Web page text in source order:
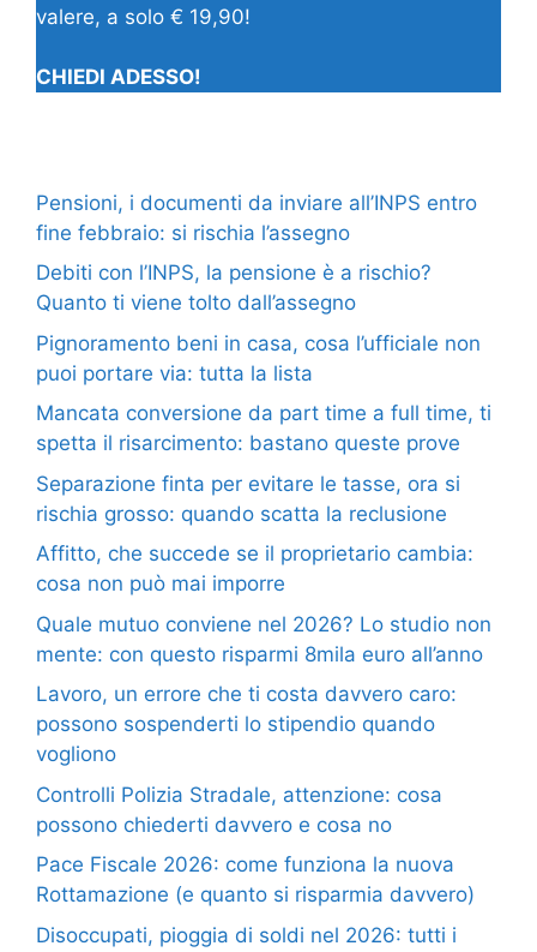
valere, a solo € 19,90!
CHIEDI ADESSO!
Pensioni, i documenti da inviare all’INPS entro
fine febbraio: si rischia l’assegno
Debiti con l’INPS, la pensione è a rischio?
Quanto ti viene tolto dall’assegno
Pignoramento beni in casa, cosa l’ufficiale non
puoi portare via: tutta la lista
Mancata conversione da part time a full time, ti
spetta il risarcimento: bastano queste prove
Separazione finta per evitare le tasse, ora si
rischia grosso: quando scatta la reclusione
Affitto, che succede se il proprietario cambia:
cosa non può mai imporre
Quale mutuo conviene nel 2026? Lo studio non
mente: con questo risparmi 8mila euro all’anno
Lavoro, un errore che ti costa davvero caro:
possono sospenderti lo stipendio quando
vogliono
Controlli Polizia Stradale, attenzione: cosa
possono chiederti davvero e cosa no
Pace Fiscale 2026: come funziona la nuova
Rottamazione (e quanto si risparmia davvero)
Disoccupati, pioggia di soldi nel 2026: tutti i